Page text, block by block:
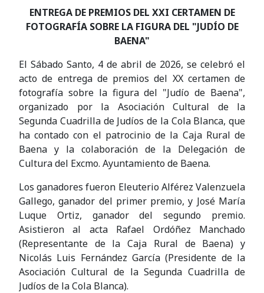
ENTREGA DE PREMIOS DEL XXI CERTAMEN DE
FOTOGRAFÍA SOBRE LA FIGURA DEL "JUDÍO DE
BAENA"
El Sábado Santo, 4 de abril de 2026, se celebró el
acto de entrega de premios del XX certamen de
fotografía sobre la figura del "Judío de Baena",
organizado por la Asociación Cultural de la
Segunda Cuadrilla de Judíos de la Cola Blanca, que
ha contado con el patrocinio de la Caja Rural de
Baena y la colaboración de la Delegación de
Cultura del Excmo. Ayuntamiento de Baena.
Los ganadores fueron Eleuterio Alférez Valenzuela
Gallego, ganador del primer premio, y José María
Luque Ortiz, ganador del segundo premio.
Asistieron al acta Rafael Ordóñez Manchado
(Representante de la Caja Rural de Baena) y
Nicolás Luis Fernández García (Presidente de la
Asociación Cultural de la Segunda Cuadrilla de
Judíos de la Cola Blanca).